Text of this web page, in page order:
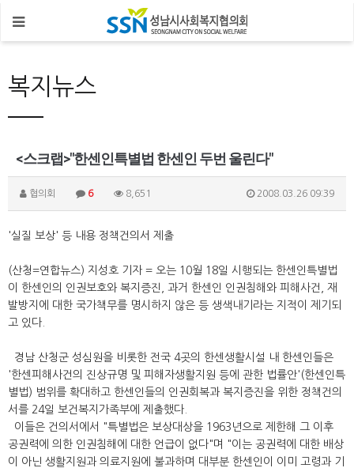
복지뉴스
<스크랩>"한센인특별법 한센인 두번 울린다"
협의회 6 8,651 2008.03.26 09:39
'실질 보상' 등 내용 정책건의서 제출
(산청=연합뉴스) 지성호 기자 = 오는 10월 18일 시행되는 한센인특별법
이 한센인의 인권보호와 복지증진, 과거 한센인 인권침해와 피해사건, 재
발방지에 대한 국가책무를 명시하지 않은 등 생색내기라는 지적이 제기되
고 있다.
경남 산청군 성심원을 비롯한 전국 4곳의 한센생활시설 내 한센인들은
'한센피해사건의 진상규명 및 피해자생활지원 등에 관한 법률안'(한센인특
별법) 범위를 확대하고 한센인들의 인권회복과 복지증진을 위한 정책건의
서를 24일 보건복지가족부에 제출했다.
이들은 건의서에서 "특별법은 보상대상을 1963년으로 제한해 그 이후
공권력에 의한 인권침해에 대한 언급이 없다"며 "이는 공권력에 대한 배상
이 아닌 생활지원과 의료지원에 불과하며 대부분 한센인이 이미 고령과 기